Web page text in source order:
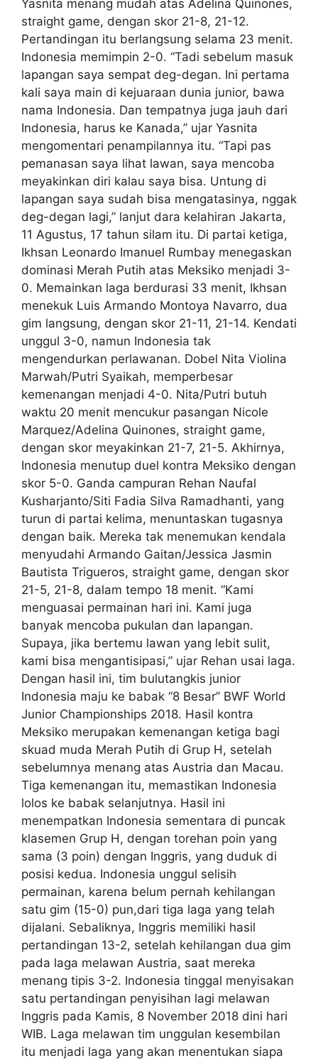
Yasnita menang mudah atas Adelina Quinones,
straight game, dengan skor 21-8, 21-12.
Pertandingan itu berlangsung selama 23 menit.
Indonesia memimpin 2-0. “Tadi sebelum masuk
lapangan saya sempat deg-degan. Ini pertama
kali saya main di kejuaraan dunia junior, bawa
nama Indonesia. Dan tempatnya juga jauh dari
Indonesia, harus ke Kanada,” ujar Yasnita
mengomentari penampilannya itu. “Tapi pas
pemanasan saya lihat lawan, saya mencoba
meyakinkan diri kalau saya bisa. Untung di
lapangan saya sudah bisa mengatasinya, nggak
deg-degan lagi,” lanjut dara kelahiran Jakarta,
11 Agustus, 17 tahun silam itu. Di partai ketiga,
Ikhsan Leonardo Imanuel Rumbay menegaskan
dominasi Merah Putih atas Meksiko menjadi 3-
0. Memainkan laga berdurasi 33 menit, Ikhsan
menekuk Luis Armando Montoya Navarro, dua
gim langsung, dengan skor 21-11, 21-14. Kendati
unggul 3-0, namun Indonesia tak
mengendurkan perlawanan. Dobel Nita Violina
Marwah/Putri Syaikah, memperbesar
kemenangan menjadi 4-0. Nita/Putri butuh
waktu 20 menit mencukur pasangan Nicole
Marquez/Adelina Quinones, straight game,
dengan skor meyakinkan 21-7, 21-5. Akhirnya,
Indonesia menutup duel kontra Meksiko dengan
skor 5-0. Ganda campuran Rehan Naufal
Kusharjanto/Siti Fadia Silva Ramadhanti, yang
turun di partai kelima, menuntaskan tugasnya
dengan baik. Mereka tak menemukan kendala
menyudahi Armando Gaitan/Jessica Jasmin
Bautista Trigueros, straight game, dengan skor
21-5, 21-8, dalam tempo 18 menit. “Kami
menguasai permainan hari ini. Kami juga
banyak mencoba pukulan dan lapangan.
Supaya, jika bertemu lawan yang lebit sulit,
kami bisa mengantisipasi,” ujar Rehan usai laga.
Dengan hasil ini, tim bulutangkis junior
Indonesia maju ke babak “8 Besar” BWF World
Junior Championships 2018. Hasil kontra
Meksiko merupakan kemenangan ketiga bagi
skuad muda Merah Putih di Grup H, setelah
sebelumnya menang atas Austria dan Macau.
Tiga kemenangan itu, memastikan Indonesia
lolos ke babak selanjutnya. Hasil ini
menempatkan Indonesia sementara di puncak
klasemen Grup H, dengan torehan poin yang
sama (3 poin) dengan Inggris, yang duduk di
posisi kedua. Indonesia unggul selisih
permainan, karena belum pernah kehilangan
satu gim (15-0) pun,dari tiga laga yang telah
dijalani. Sebaliknya, Inggris memiliki hasil
pertandingan 13-2, setelah kehilangan dua gim
pada laga melawan Austria, saat mereka
menang tipis 3-2. Indonesia tinggal menyisakan
satu pertandingan penyisihan lagi melawan
Inggris pada Kamis, 8 November 2018 dini hari
WIB. Laga melawan tim unggulan kesembilan
itu menjadi laga yang akan menentukan siapa